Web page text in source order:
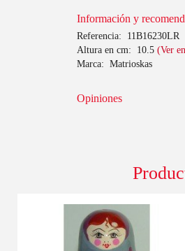
Información y
Referencia: 11B16230LR
Altura en cm: 10.5 (Ver
Marca: Matrioskas
Opiniones